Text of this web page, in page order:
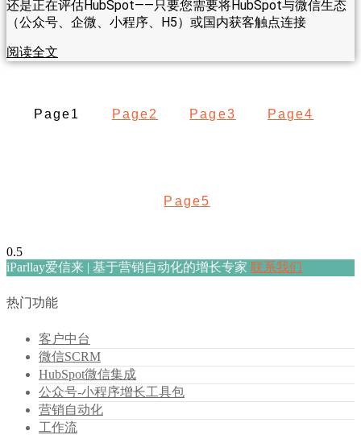
还是正在评估HubSpot——只要您需要将HubSpot与微信生态
（公众号、企微、小程序、H5）或国内获客触点连接
阅读全文
Page1 Page2 Page3 Page4
Page5
iParllay爱信来 | 基于营销自动化的增长专家 联系我们
热门功能
客户中台
微信SCRM
HubSpot微信集成
公众号-小程序增长工具包
营销自动化
工作流